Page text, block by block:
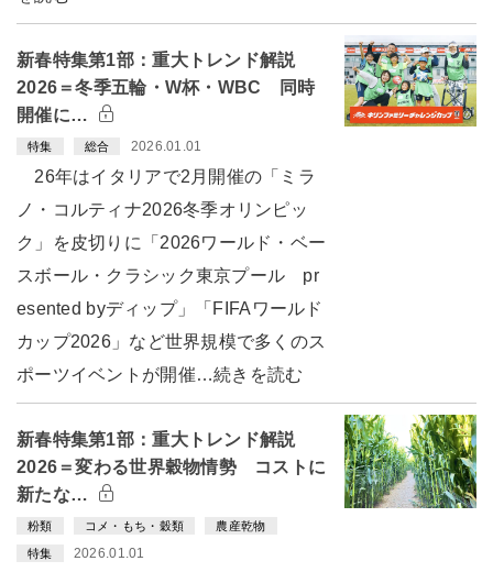
新春特集第1部：重大トレンド解説
2026＝冬季五輪・W杯・WBC 同時
開催に…
特集 総合 2026.01.01
26年はイタリアで2月開催の「ミラ
ノ・コルティナ2026冬季オリンピッ
ク」を皮切りに「2026ワールド・ベー
スボール・クラシック東京プール pr
esented byディップ」「FIFAワールド
カップ2026」など世界規模で多くのス
ポーツイベントが開催…続きを読む
新春特集第1部：重大トレンド解説
2026＝変わる世界穀物情勢 コストに
新たな…
粉類 コメ・もち・穀類 農産乾物
特集 2026.01.01